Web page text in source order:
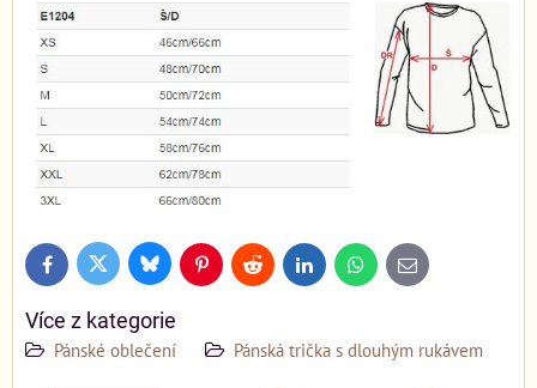
FacebookTwitter BlueskyPinterestReddit LinkedInWhatsApp
E-
mail
Více z kategorie
Pánské oblečení Pánská trička s dlouhým rukávem